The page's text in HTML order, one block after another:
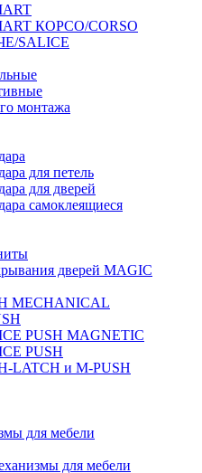
КОРСО/CORSO
SALICE
монтажа
для петель
для дверей
самоклеящиеся
дверей MAGIC
MECHANICAL
PUSH MAGNETIC
PUSH
LATCH и M-PUSH
для мебели
для мебели